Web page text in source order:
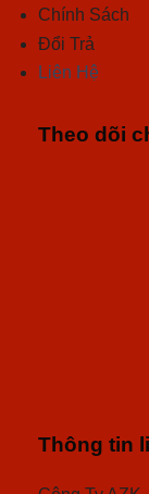
Chính Sách
Đổi Trả
Liên Hệ
Theo dõi
Thông tin